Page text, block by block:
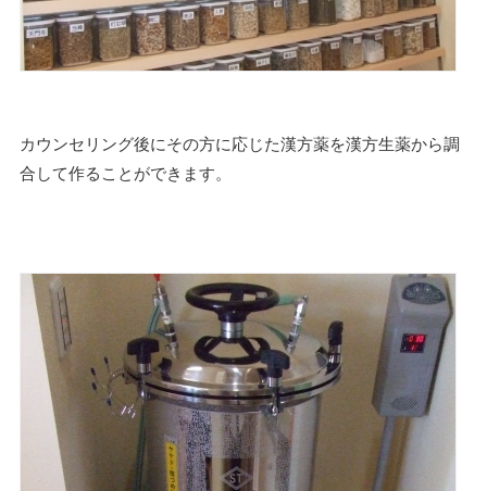
カウンセリング後にその方に応じた漢方薬を漢方生薬から調
合して作ることができます。